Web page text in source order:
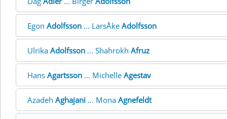
Egon Adolfsson ... LarsÅke Adolfsson
Ulrika Adolfsson ... Shahrokh Afruz
Hans Agartsson ... Michelle Agestav
Azadeh Aghajani ... Mona Agnefeldt